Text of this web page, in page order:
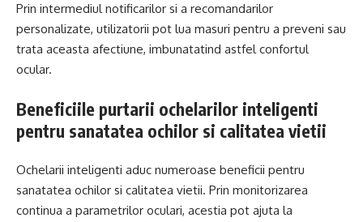
Prin intermediul notificarilor si a recomandarilor
personalizate, utilizatorii pot lua masuri pentru a preveni sau
trata aceasta afectiune, imbunatatind astfel confortul
ocular.
Beneficiile purtarii ochelarilor inteligenti
pentru sanatatea ochilor si calitatea vietii
Ochelarii inteligenti aduc numeroase beneficii pentru
sanatatea ochilor si calitatea vietii. Prin monitorizarea
continua a parametrilor oculari, acestia pot ajuta la